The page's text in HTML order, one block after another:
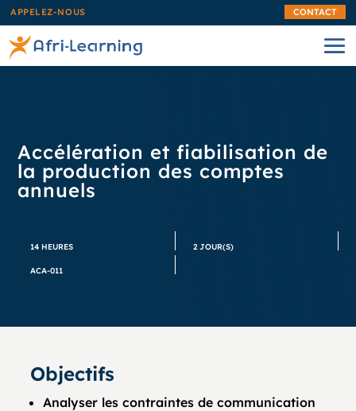
APPELEZ-NOUS CONTACT
Accélération et fiabilisation de
la production des comptes
annuels
14 HEURES 2 JOUR(S)
ACA-011
Objectifs
Analyser les contraintes de communication